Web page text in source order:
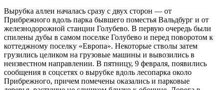
Вырубка аллеи началась сразу с двух сторон — от
Прибрежного вдоль парка бывшего поместья Вальдбург и от
железнодорожной станции Голубево. В первую очередь были
спилены дубы в самом поселке Голубево и перед поворотом к
коттеджному поселку «Европа». Некоторые стволы затем
грузились целиком на грузовые машины и вывозились в
неизвестном направлении. В пятницу, 9 февраля, появились
сообщения в соцсетях о вырубке вдоль лесопарка около
Прибрежного, причем помечены оказались и парковые